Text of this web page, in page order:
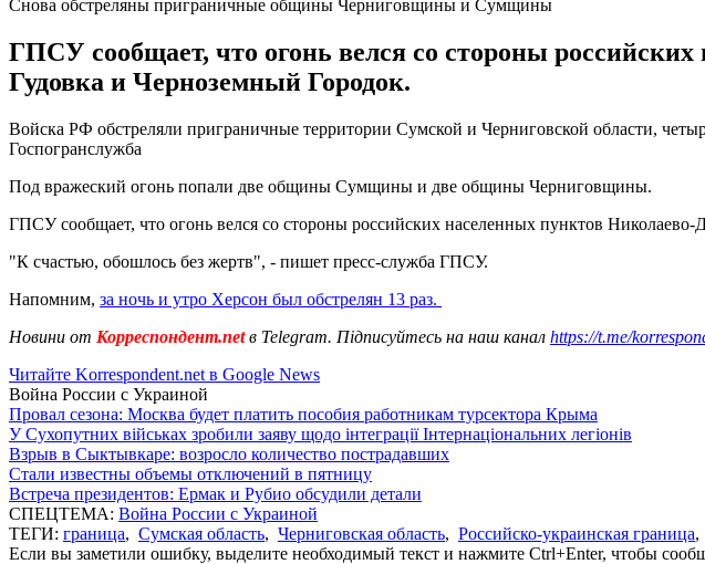
Снова обстреляны приграничные общины Черниговщины и Сумщины
ГПСУ сообщает, что огонь велся со стороны
Гудовка и Черноземный Городок.
Войска РФ обстреляли приграничные территории Сумской и Черниговской области,
Госпогранслужба
Под вражеский огонь попали две общины Сумщины и две общины Черниговщины.
ГПСУ сообщает, что огонь велся со стороны российских населенных пунктов
"К счастью, обошлось без жертв", - пишет пресс-служба ГПСУ.
Напомним, за ночь и утро Херсон был обстрелян 13 раз.
Новини от Корреспондент.netв Telegram. Підписуйтесь на наш канал https://t.me/
Читайте Korrespondent.net в Google News
Война России с Украиной
Провал сезона: Москва будет платить пособия работникам турсектора Крыма
У Сухопутних військах зробили заяву щодо інтеграції Інтернаціональних легіонів
Взрыв в Сыктывкаре: возросло количество пострадавших
Стали известны объемы отключений в пятницу
Встреча президентов: Ермак и Рубио обсудили детали
СПЕЦТЕМА: Война России с Украиной
ТЕГИ: граница, Сумская область, Черниговская область, Российско-украинская граница,
Если вы заметили ошибку, выделите необходимый текст и нажмите Ctrl+Enter, чтобы